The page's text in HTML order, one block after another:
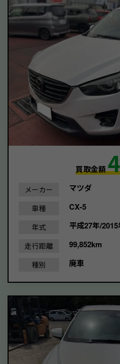
買取金額
メーカー マツダ
車種 CX-5
年式 平成27年/2015
走行距離 99,852km
種別 廃車